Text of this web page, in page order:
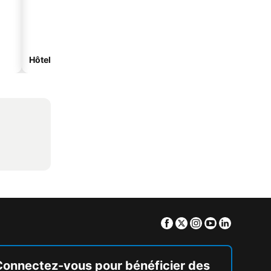
Hôtels spa
Facebook
TwitterInstagram
Youtube
vous pour bénéficier des